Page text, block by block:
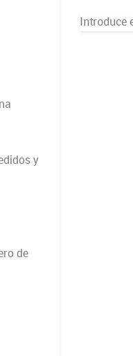
y
de
Introduce